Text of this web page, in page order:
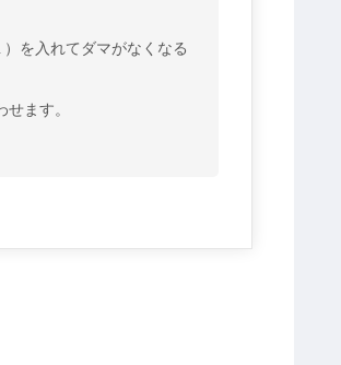
を入れてダマがなくなる
ます。